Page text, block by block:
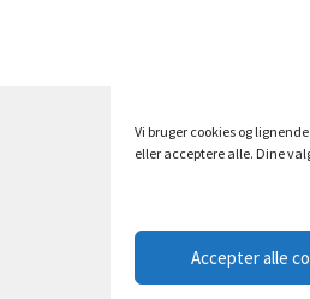
Vi bruger cookies og
eller acceptere alle. Dine
Accepter alle